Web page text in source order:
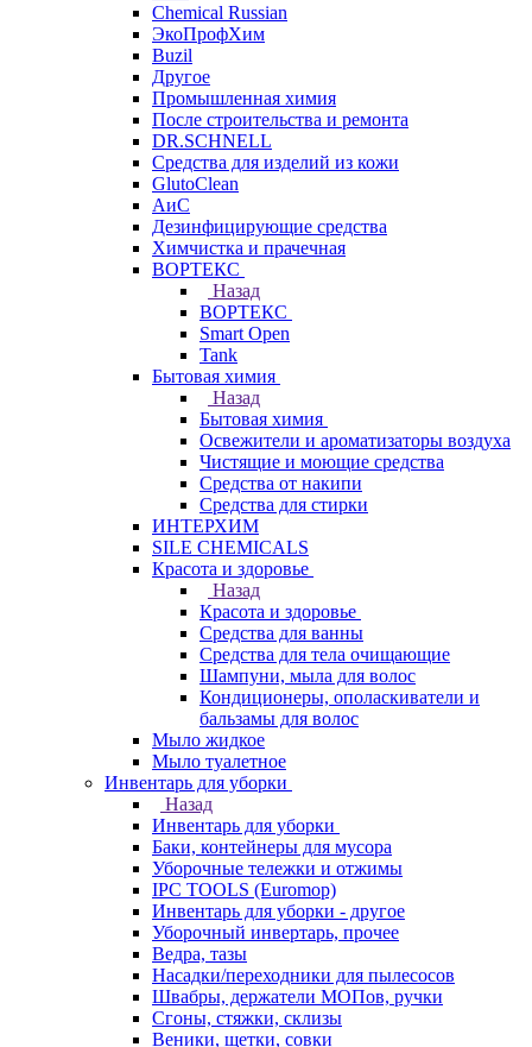
Chemical Russian
ЭкоПрофХим
Buzil
Другое
Промышленная химия
После строительства и ремонта
DR.SCHNELL
Средства для изделий из кожи
GlutoClean
АиС
Дезинфицирующие средства
Химчистка и прачечная
ВОРТЕКС
Назад
ВОРТЕКС
Smart Open
Tank
Бытовая химия
Назад
Бытовая химия
Освежители и ароматизаторы воздуха
Чистящие и моющие средства
Средства от накипи
Средства для стирки
ИНТЕРХИМ
SILE CHEMICALS
Красота и здоровье
Назад
Красота и здоровье
Средства для ванны
Средства для тела очищающие
Шампуни, мыла для волос
Кондиционеры, ополаскиватели и
бальзамы для волос
Мыло жидкое
Мыло туалетное
Инвентарь для уборки
Назад
Инвентарь для уборки
Баки, контейнеры для мусора
Уборочные тележки и отжимы
IPC TOOLS (Euromop)
Инвентарь для уборки - другое
Уборочный инвертарь, прочее
Ведра, тазы
Насадки/переходники для пылесосов
Швабры, держатели МОПов, ручки
Сгоны, стяжки, склизы
Веники, щетки, совки